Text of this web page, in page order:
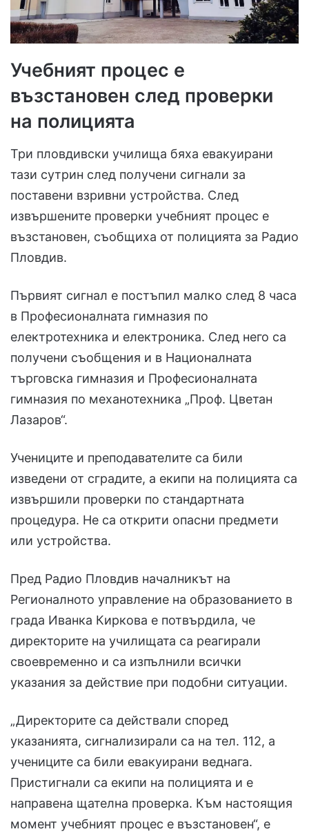
Учебният процес е
възстановен след проверки
на полицията
Три пловдивски училища бяха евакуирани
тази сутрин след получени сигнали за
поставени взривни устройства. След
извършените проверки учебният процес е
възстановен, съобщиха от полицията за Радио
Пловдив.
Първият сигнал е постъпил малко след 8 часа
в Професионалната гимназия по
електротехника и електроника. След него са
получени съобщения и в Националната
търговска гимназия и Професионалната
гимназия по механотехника „Проф. Цветан
Лазаров“.
Учениците и преподавателите са били
изведени от сградите, а екипи на полицията са
извършили проверки по стандартната
процедура. Не са открити опасни предмети
или устройства.
Пред Радио Пловдив началникът на
Регионалното управление на образованието в
града Иванка Киркова е потвърдила, че
директорите на училищата са реагирали
своевременно и са изпълнили всички
указания за действие при подобни ситуации.
„Директорите са действали според
указанията, сигнализирали са на тел. 112, а
учениците са били евакуирани веднага.
Пристигнали са екипи на полицията и е
направена щателна проверка. Към настоящия
момент учебният процес е възстановен“, е